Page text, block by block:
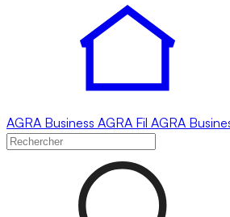
AGRA Business AGRA Fil AGRA